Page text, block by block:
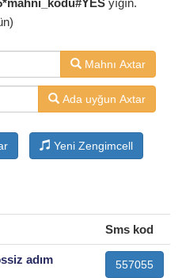
yığın.
Mahnı Axtar
Ada uyğun Axtar
Yeni Zengimcell
Sms kod
adım
557055